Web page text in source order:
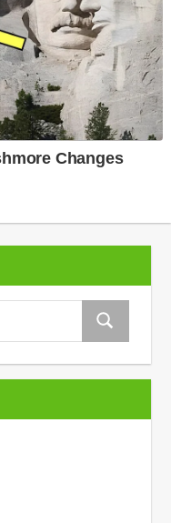
Zoeken